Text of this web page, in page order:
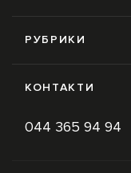
Контакти
РУБРИКИ
Trends
КОНТАКТИ
044 365 94 94